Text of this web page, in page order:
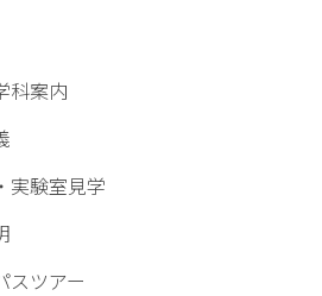
案内
室見学
アー